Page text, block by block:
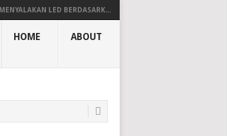
MENYALAKAN LED BERDASARK...
HOME ABOUT